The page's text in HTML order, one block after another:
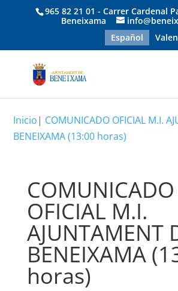
965 82 21 01 - Carrer Cardenal
Beneixama
Español
Inicio| COMUNICADO OFICIAL M.I.
BENEIXAMA (13:00 horas)
COMUNICADO
OFICIAL M.I.
AJUNTAMENT
BENEIXAMA
horas)